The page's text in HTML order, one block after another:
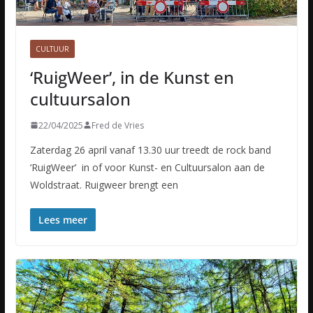
CULTUUR
‘RuigWeer’, in de Kunst en
cultuursalon
22/04/2025 Fred de Vries
Zaterdag 26 april vanaf 13.30 uur treedt de rock band
‘RuigWeer’ in of voor Kunst- en Cultuursalon aan de
Woldstraat. Ruigweer brengt een
Lees meer